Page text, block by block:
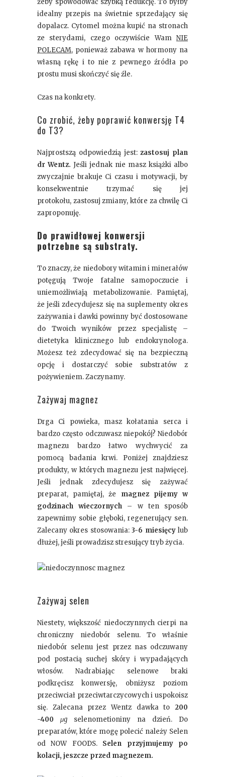
żeby spowodować szybką redukcję. To byłby
idealny przepis na świetnie sprzedający się
dopalacz. Cytomel można kupić na stronach
ze sterydami, czego oczywiście Wam NIE
POLECAM, ponieważ zabawa w hormony na
własną rękę i to nie z pewnego źródła po
prostu musi skończyć się źle.
Czas na konkrety.
Co zrobić, żeby poprawić konwersję T4
do T3?
Najprostszą odpowiedzią jest:zastosuj plan
dr Wentz. Jeśli jednak nie masz książki albo
zwyczajnie brakuje Ci czasu i motywacji, by
konsekwentnie trzymać się jej
protokołu, zastosuj zmiany, które za chwilę Ci
zaproponuję.
Do prawidłowej konwersji
potrzebne są substraty.
To znaczy, że niedobory witamin i minerałów
potęgują Twoje fatalne samopoczucie i
uniemożliwiają metabolizowanie. Pamiętaj,
że jeśli zdecydujesz się na suplementy okres
zażywania i dawki powinny być dostosowane
do Twoich wyników przez specjalistę –
dietetyka klinicznego lub endokrynologa.
Możesz też zdecydować się na bezpieczną
opcję i dostarczyć sobie substratów z
pożywieniem. Zaczynamy.
Zażywaj magnez
Drga Ci powieka, masz kołatania serca i
bardzo często odczuwasz niepokój? Niedobór
magnezu bardzo łatwo wychwycić za
pomocą badania krwi. Poniżej znajdziesz
produkty, w których magnezu jest najwięcej.
Jeśli jednak zdecydujesz się zażywać
preparat, pamiętaj, że magnez pijemy w
godzinach wieczornych – w ten sposób
zapewnimy sobie głęboki, regenerujący sen.
Zalecany okres stosowania:3-6 miesięcylub
dłużej, jeśli prowadzisz stresujący tryb życia.
Zażywaj selen
Niestety, większość niedoczynnych cierpi na
chroniczny niedobór selenu. To właśnie
niedobór selenu jest przez nas odczuwany
pod postacią suchej skóry i wypadających
włosów. Nadrabiając selenowe braki
podkręcisz konwersję, obniżysz poziom
przeciwciał przeciwtarczycowych i uspokoisz
się. Zalecana przez Wentz dawka to 200
-400 μg selenometioniny na dzień. Do
preparatów, które mogę polecić należy Selen
od NOW FOODS. Selen przyjmujemy po
kolacji, jeszcze przed magnezem.